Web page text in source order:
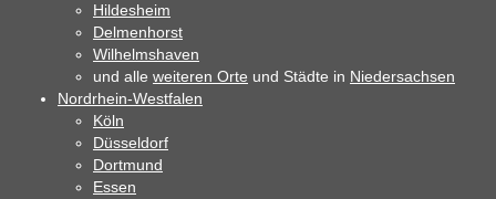
Hildesheim
Delmenhorst
Wilhelmshaven
und alle weiteren Orte und Städte in Niedersachsen
Nordrhein-Westfalen
Köln
Düsseldorf
Dortmund
Essen